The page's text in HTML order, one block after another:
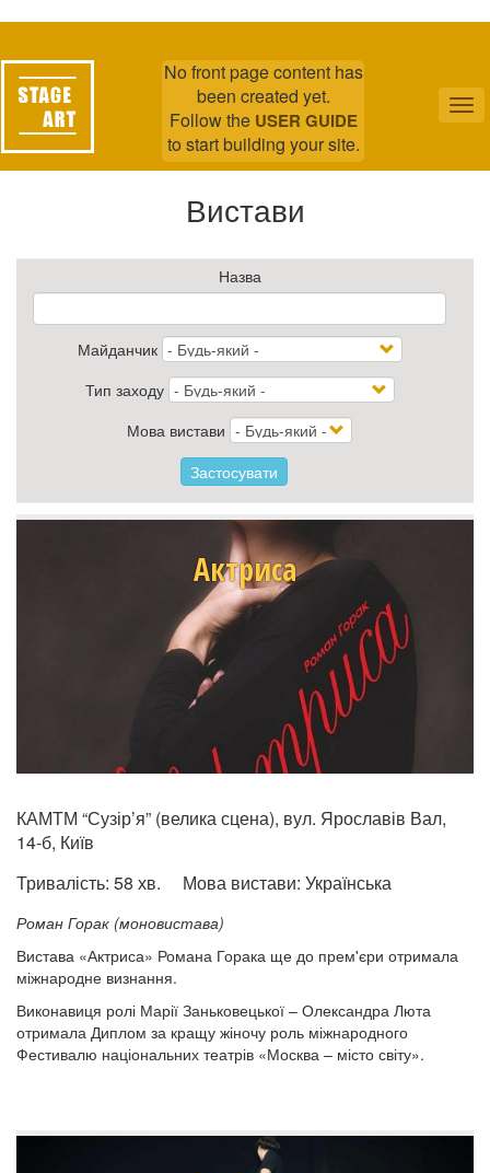
до
основного
вмісту
No front page content has
been created yet.
Follow the USER GUIDE
to start building your site.
Вистави
Назва
Майданчик
Тип заходу
Мова вистави
Застосувати
Актриса
КАМТМ “Сузір’я” (велика сцена), вул. Ярославів Вал,
14-б, Київ
Тривалість: 58 хв. Мова вистави: Українська
Роман Горак (моновистава)
Вистава «Актриса» Романа Горака ще до прем'єри отримала
міжнародне визнання.
Виконавиця ролі Марії Заньковецької – Олександра Люта
отримала Диплом за кращу жіночу роль міжнародного
Фестивалю національних театрів «Москва – місто світу».